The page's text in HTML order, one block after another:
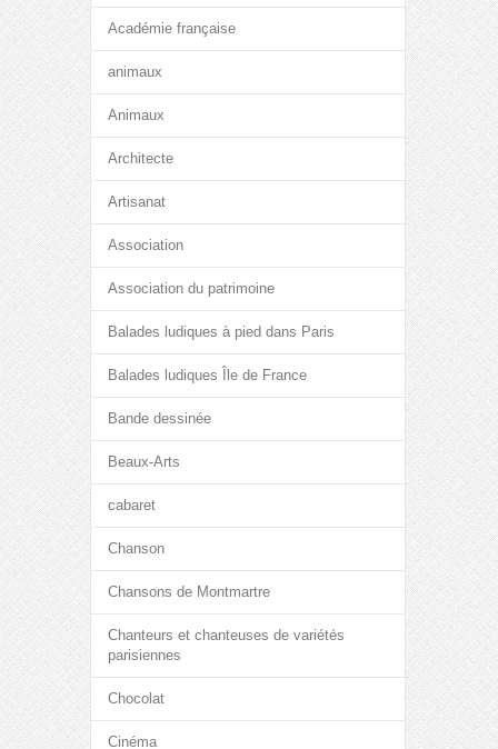
Académie française
animaux
Animaux
Architecte
Artisanat
Association
Association du patrimoine
Balades ludiques à pied dans Paris
Balades ludiques Île de France
Bande dessinée
Beaux-Arts
cabaret
Chanson
Chansons de Montmartre
Chanteurs et chanteuses de variétés
parisiennes
Chocolat
Cinéma